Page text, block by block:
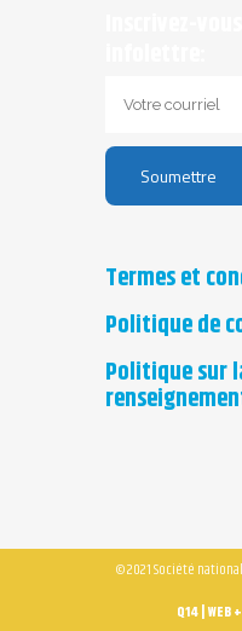
Termes et
Politique de
Politique sur
© 2021 Société
Q14 | WEB